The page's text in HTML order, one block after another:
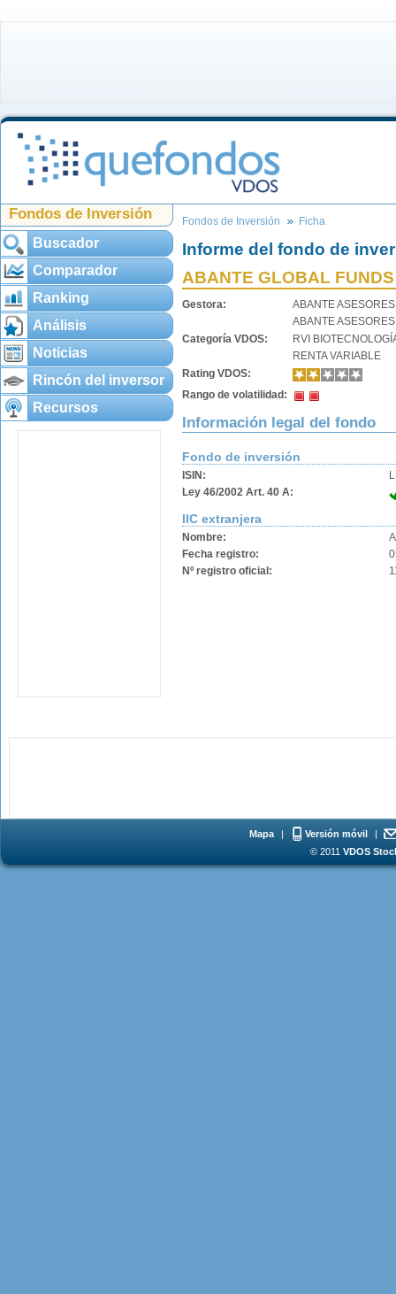
Fondos de Inversión
Buscador
Comparador
Ranking
Análisis
Noticias
Rincón del inversor
Recursos
Fondos de Inversión Ficha
Informe del fondo de
ABANTE GLOBAL
Gestora:
ABANTE
ABANTE ASESORES
Categoría VDOS:
RVI
RENTA VARIABLE
Rating VDOS:
Rango de volatilidad:
Información legal del fondo
Fondo de inversión
ISIN:
Ley 46/2002 Art. 40 A:
IIC extranjera
Nombre:
Fecha registro:
Nº registro oficial:
Mapa | Versión móvil
|
© 2011 VDOS